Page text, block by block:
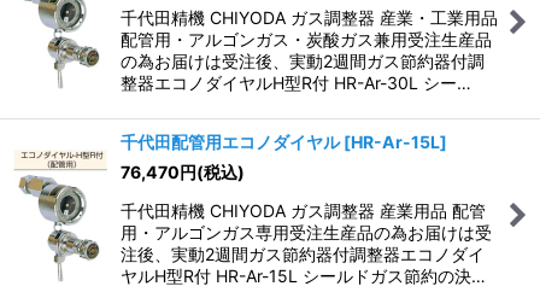
千代田精機 CHIYODA ガス調整器 産業・工業用品
配管用・アルゴンガス・炭酸ガス兼用受注生産品
の為お届けは受注後、実動2週間ガス節約器付調
整器エコノダイヤルH型R付 HR-Ar-30L シー…
千代田配管用エコノダイヤル [HR-Ar-15L]
76,470円(税込)
千代田精機 CHIYODA ガス調整器 産業用品 配管
用・アルゴンガス専用受注生産品の為お届けは受
注後、実動2週間ガス節約器付調整器エコノダイ
ヤルH型R付 HR-Ar-15L シールドガス節約の決…